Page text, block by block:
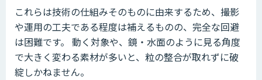
これらは技術の仕組みそのものに由来するため、撮影
や運用の工夫である程度は補えるものの、完全な回避
は困難です。 動く対象や、鏡・水面のように見る角度
で大きく変わる素材が多いと、粒の整合が取れずに破
綻しかねません。